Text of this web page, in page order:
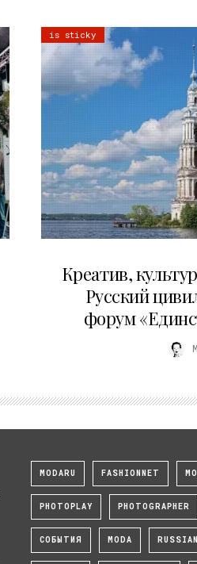
is sticky
Креатив,
Русский
форум
MODARU FASHIONNET
PHOTOPLAY PHOTOGRAPHER
СОБЫТИЯ MODA